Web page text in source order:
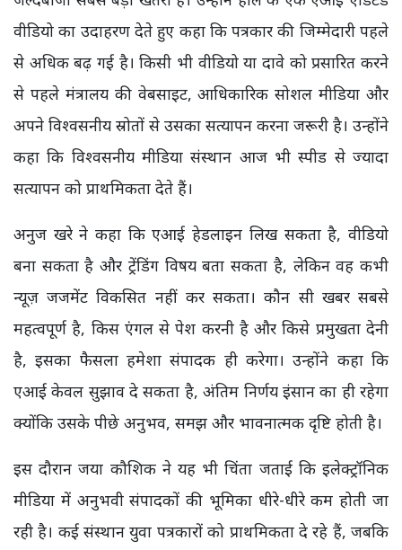
वीडियो का उदाहरण देते हुए कहा कि पत्रकार की जिम्मेदारी पहले
से अधिक बढ़ गई है। किसी भी वीडियो या दावे को प्रसारित करने
से पहले मंत्रालय की वेबसाइट, आधिकारिक सोशल मीडिया और
अपने विश्वसनीय स्रोतों से उसका सत्यापन करना जरूरी है। उन्होंने
कहा कि विश्वसनीय मीडिया संस्थान आज भी स्पीड से ज्यादा
सत्यापन को प्राथमिकता देते हैं।
अनुज खरे ने कहा कि एआई हेडलाइन लिख सकता है, वीडियो
बना सकता है और ट्रेंडिंग विषय बता सकता है, लेकिन वह कभी
न्यूज़ जजमेंट विकसित नहीं कर सकता। कौन सी खबर सबसे
महत्वपूर्ण है, किस एंगल से पेश करनी है और किसे प्रमुखता देनी
है, इसका फैसला हमेशा संपादक ही करेगा। उन्होंने कहा कि
एआई केवल सुझाव दे सकता है, अंतिम निर्णय इंसान का ही रहेगा
क्योंकि उसके पीछे अनुभव, समझ और भावनात्मक दृष्टि होती है।
इस दौरान जया कौशिक ने यह भी चिंता जताई कि इलेक्ट्रॉनिक
मीडिया में अनुभवी संपादकों की भूमिका धीरे-धीरे कम होती जा
रही है। कई संस्थान युवा पत्रकारों को प्राथमिकता दे रहे हैं, जबकि